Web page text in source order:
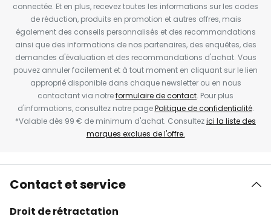
connectée. Et en plus, recevez toutes les informations sur les codes
de réduction, produits en promotion et autres offres, mais
également des conseils personnalisés et des recommandations
ainsi que des informations de nos partenaires, des enquêtes, des
demandes d'évaluation et des recommandations d'achat. Vous
pouvez annuler facilement et à tout moment en cliquant sur le lien
approprié disponible dans chaque newsletter ou en nous
contactant via notreformulaire de contact. Pour plus
d'informations, consultez notre pagePolitique de confidentialité.
*Valable dès 99 € de minimum d'achat. Consultezici la liste des
marques exclues de l'offre.
Contact et service
Droit de rétractation